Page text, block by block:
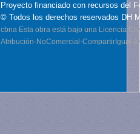
Proyecto financiado con recursos del
© Todos los derechos reservados DH
cbna Esta obra está bajo una Licencia
Atribución-NoComercial-CompartirIgual